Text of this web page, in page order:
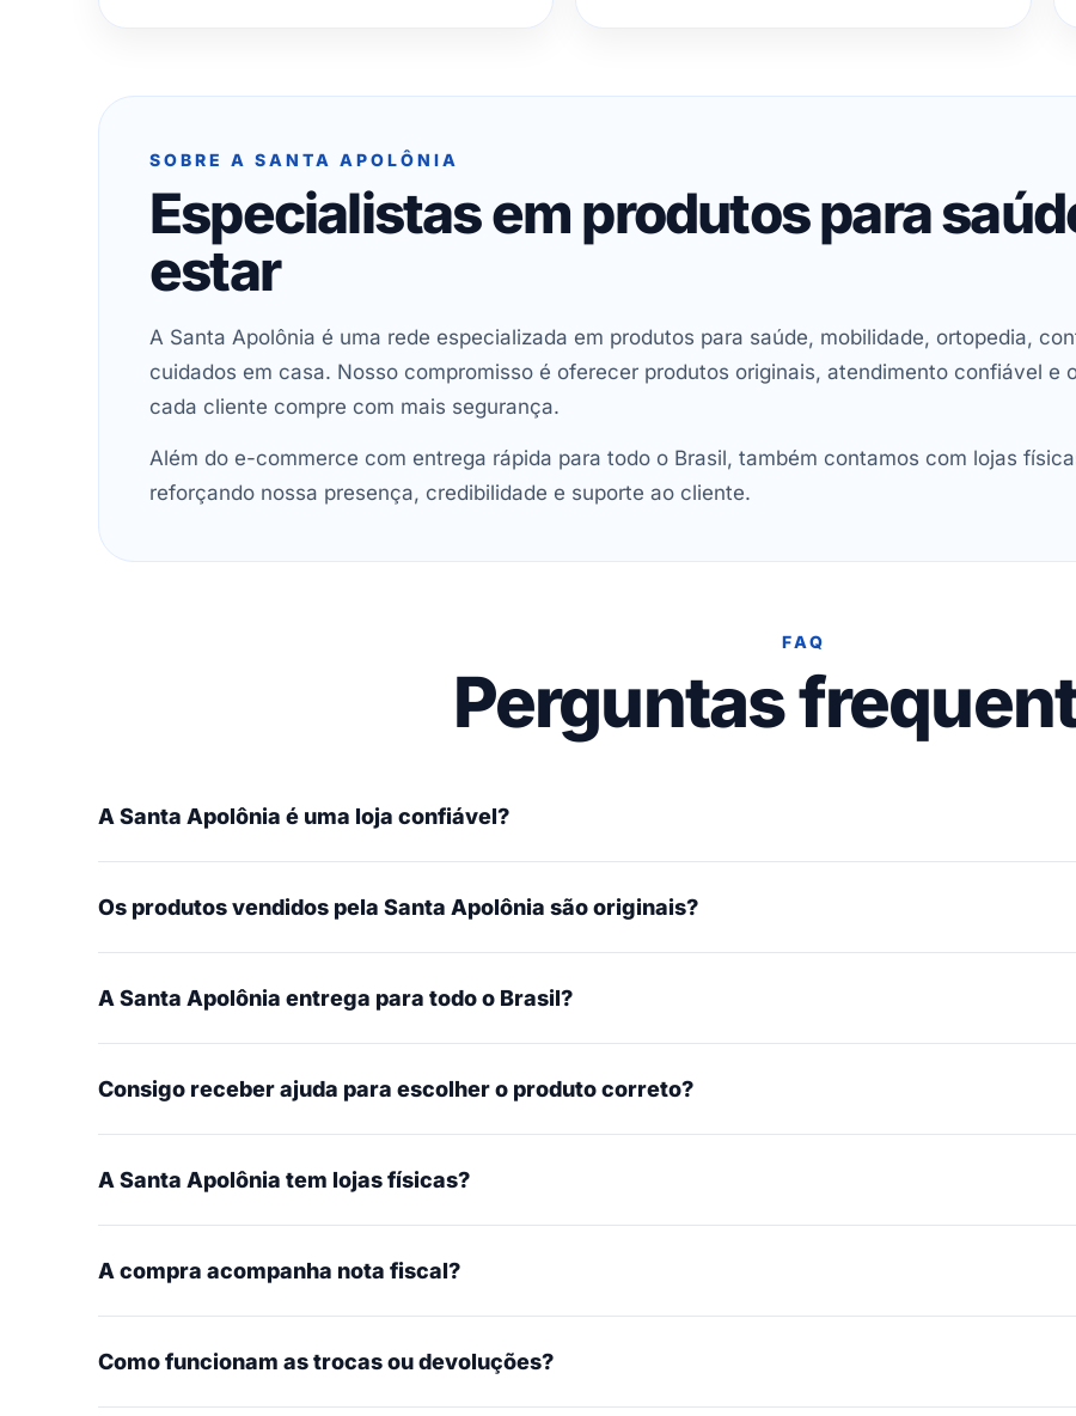
SOBRE A SANTA APOLÔNIA
Especialistas em produtos para
estar
A Santa Apolônia é uma rede especializada em produtos para saúde, mobilidade, ortopedia,
cuidados em casa. Nosso compromisso é oferecer produtos originais, atendimento confiável e
cada cliente compre com mais segurança.
Além do e-commerce com entrega rápida para todo o Brasil, também contamos com lojas
reforçando nossa presença, credibilidade e suporte ao cliente.
FAQ
Perguntas
A Santa Apolônia é uma loja confiável?
Os produtos vendidos pela Santa Apolônia são originais?
A Santa Apolônia entrega para todo o Brasil?
Consigo receber ajuda para escolher o produto correto?
A Santa Apolônia tem lojas físicas?
A compra acompanha nota fiscal?
Como funcionam as trocas ou devoluções?